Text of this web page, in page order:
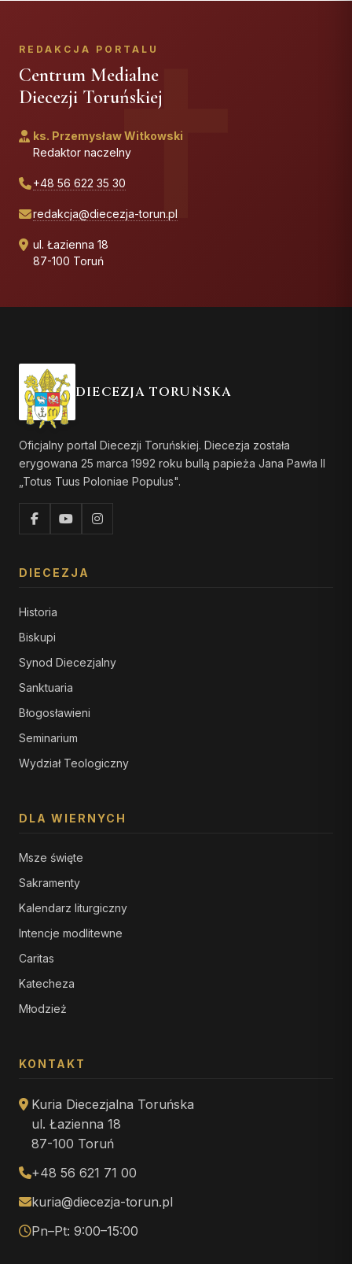
REDAKCJA PORTALU
Centrum Medialne
Diecezji Toruńskiej
ks. Przemysław Witkowski
Redaktor naczelny
+48 56 622 35 30
redakcja@diecezja-torun.pl
ul. Łazienna 18
87-100 Toruń
DIECEZJA TORUŃSKA
Oficjalny portal Diecezji Toruńskiej. Diecezja została
erygowana 25 marca 1992 roku bullą papieża Jana Pawła II
„Totus Tuus Poloniae Populus".
DIECEZJA
Historia
Biskupi
Synod Diecezjalny
Sanktuaria
Błogosławieni
Seminarium
Wydział Teologiczny
DLA WIERNYCH
Msze święte
Sakramenty
Kalendarz liturgiczny
Intencje modlitewne
Caritas
Katecheza
Młodzież
KONTAKT
Kuria Diecezjalna Toruńska
ul. Łazienna 18
87-100 Toruń
+48 56 621 71 00
kuria@diecezja-torun.pl
Pn–Pt: 9:00–15:00